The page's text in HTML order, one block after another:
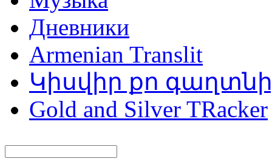
Дневники
Armenian Translit
Կիսվիր քո
Gold and Silver TRacker